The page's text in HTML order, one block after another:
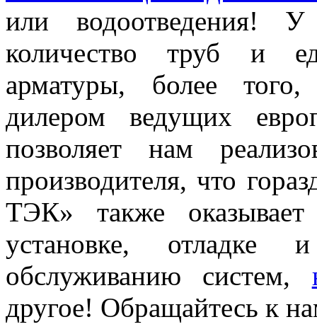
или водоотведения!
количество труб и
арматуры, более
дилером ведущих
позволяет нам
производителя, что
ТЭК» также
установке, отладке
обслуживанию систем,
другое! Обращайтесь к